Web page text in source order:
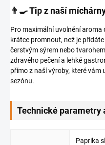
👨‍🍳 Tip z naší
Pro maximální uvolnění
krátce promnout, než je
čerstvým sýrem nebo
zdravého pečení a lehké
přímo z naší výroby, které vám
sezónu.
Technické parametry
Paprika